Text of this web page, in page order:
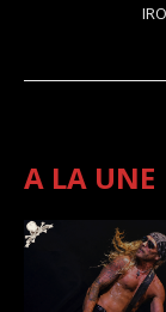
A LA UNE